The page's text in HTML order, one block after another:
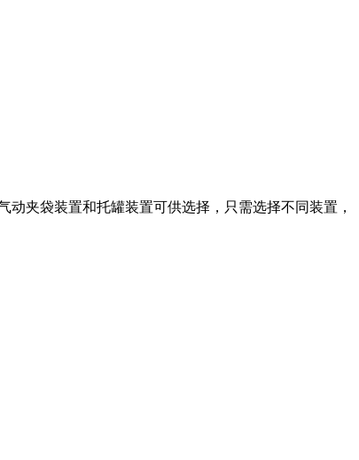
夹袋装置和托罐装置可供选择，只需选择不同装置，